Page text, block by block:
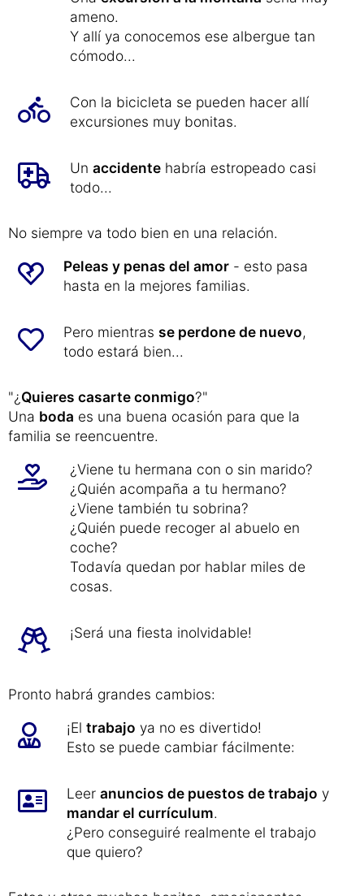
Una excursión de fin de semana para dos es una
buena alternativa:
ameno.
Y allí ya conocemos ese albergue tan
Con la bicicleta se pueden hacer allí
Unaccidentehabría estropeado casi
todo...
No siempre va todo bien en una relación.
Peleas y penas del amor
Pero mientrasse perdone de nuevo
todo estará bien...
"¿Quieres casarte conmigo?"
bodaes una buena ocasión para que la
familia se reencuentre.
¿Viene tu hermana con o sin marido?
¿Quién acompaña a tu hermano?
coche?
¡Será una fiesta inolvidable!
Pronto habrá grandes cambios:
¡Eltrabajo ya no es divertido!
Esto se puede cambiar fácilmente: